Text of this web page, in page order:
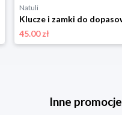
Natuli
45.00 zł
Inne promocje